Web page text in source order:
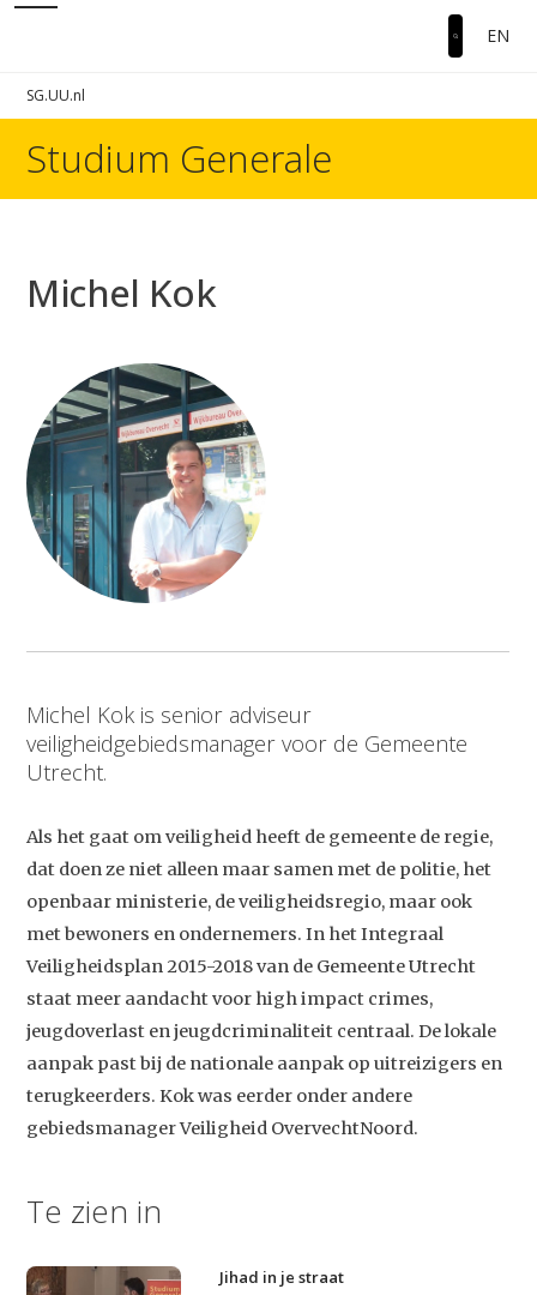
Studium Generale
Video
EN
SG.UU.nl
Studium Generale
Michel Kok
Michel Kok is senior adviseur
veiligheidgebiedsmanager voor de Gemeente
Utrecht.
Als het gaat om veiligheid heeft de gemeente de regie,
dat doen ze niet alleen maar samen met de politie, het
openbaar ministerie, de veiligheidsregio, maar ook
met bewoners en ondernemers. In het Integraal
Veiligheidsplan 2015-2018 van de Gemeente Utrecht
staat meer aandacht voor high impact crimes,
jeugdoverlast en jeugdcriminaliteit centraal. De lokale
aanpak past bij de nationale aanpak op uitreizigers en
terugkeerders. Kok was eerder onder andere
gebiedsmanager Veiligheid OvervechtNoord.
Te zien in
Jihad in je straat